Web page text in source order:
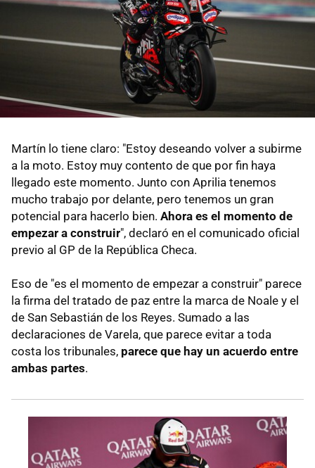
Martín lo tiene claro: "Estoy deseando volver a subirme
a la moto. Estoy muy contento de que por fin haya
llegado este momento. Junto con Aprilia tenemos
mucho trabajo por delante, pero tenemos un gran
potencial para hacerlo bien. Ahora es el momento de
empezar a construir", declaró en el comunicado oficial
previo al GP de la República Checa.
Eso de "es el momento de empezar a construir" parece
la firma del tratado de paz entre la marca de Noale y el
de San Sebastián de los Reyes. Sumado a las
declaraciones de Varela, que parece evitar a toda
costa los tribunales, parece que hay un acuerdo entre
ambas partes.